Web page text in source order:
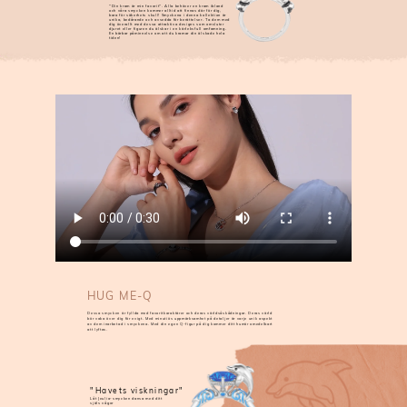
"Din kram är min favorit". Alla behöver en kram ibland
och våra smycken kommer alltid att finnas där för dig,
bara för säkerhets skull! Smyckena i denna kollektion är
unika, bedårande och avsedda för berättelser. Ta dem med
dig överallt med dessa attraktiva designs som omsluter
djuret eller figuren du älskar i en kärleksfull omfamning.
En bärbar påminnelse om att du kramar din älskade hela
tiden!
HUG ME-Q
Dessa smycken är fyllda med favoritkaraktärer och deras världsåskådningar. Deras värld
bör vaka över dig för evigt. Med minutiös uppmärksamhet på detaljer är varje unik aspekt
av dem inarbetad i smyckena. Med din egen Q-figur på dig kommer ditt humör omedelbart
att lyftas.
"Havets viskningar"
Låt Jeulia-smycken dansa med ditt
själs vågor